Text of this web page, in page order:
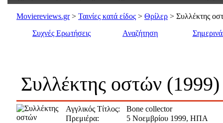
Moviereviews.gr > Ταινίες κατά είδος > Θρίλερ > Συλλέκτης
Συχνές Ερωτήσεις
Αναζήτηση
Συλλέκτης οστών (1999)
Αγγλικός Τίτλος:
Bone collector
Πρεμιέρα:
5 Νοεμβρίου 1999, ΗΠΑ